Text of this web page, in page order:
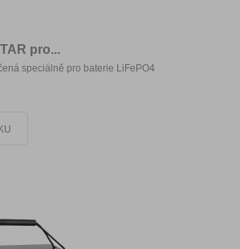
pro...
speciálně pro baterie LiFePO4